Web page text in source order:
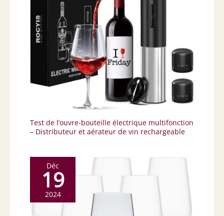
Test de l’ouvre-bouteille électrique multifonction
– Distributeur et aérateur de vin rechargeable
Déc
19
2024